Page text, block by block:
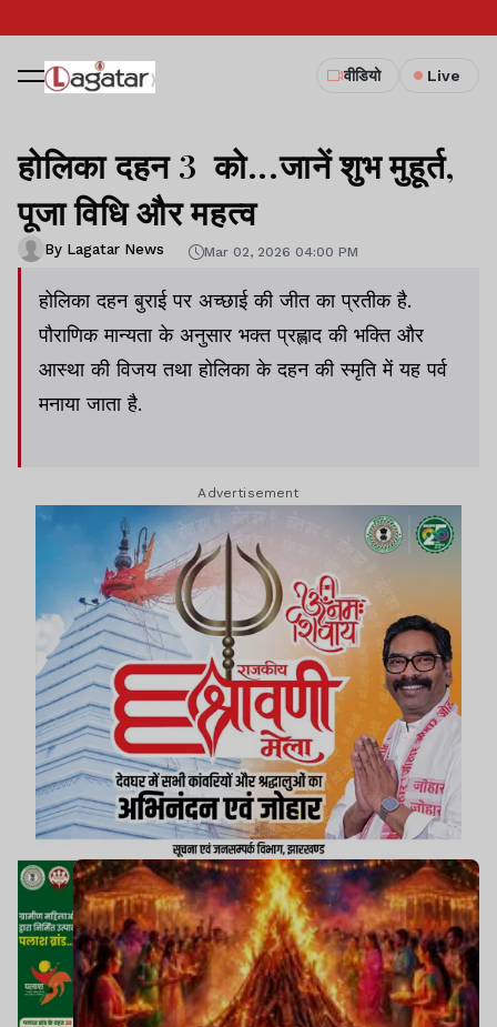
वीडियो Live
होलिका दहन 3 को...जानें शुभ मुहूर्त,
पूजा विधि और महत्व
By Lagatar News Mar 02, 2026 04:00 PM
होलिका दहन बुराई पर अच्छाई की जीत का प्रतीक है.
पौराणिक मान्यता के अनुसार भक्त प्रह्लाद की भक्ति और
आस्था की विजय तथा होलिका के दहन की स्मृति में यह पर्व
मनाया जाता है.
Advertisement